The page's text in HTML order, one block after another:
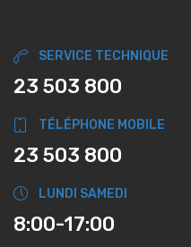
SERVICE TECHNIQUE
23 503 800
TÉLÉPHONE MOBILE
23 503 800
LUNDI SAMEDI
8:00-17:00